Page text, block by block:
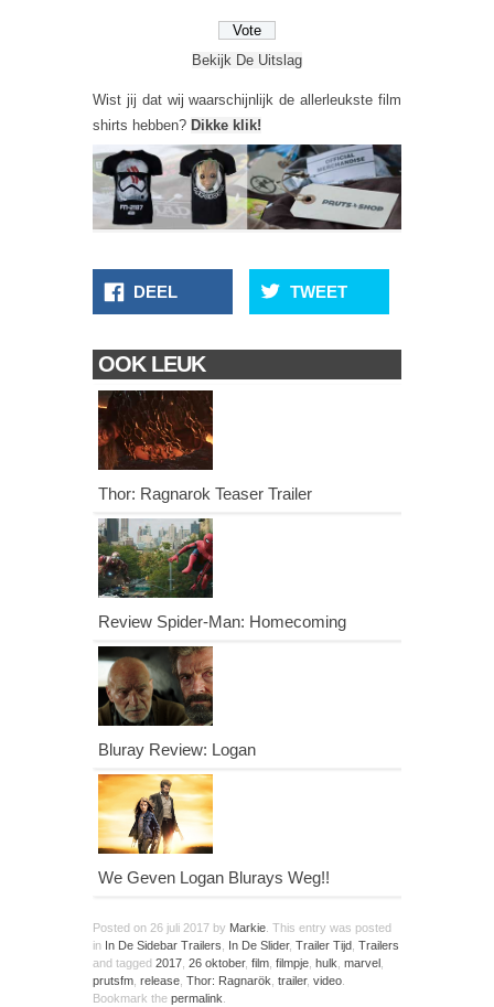
Bekijk De Uitslag
Wist jij dat wij waarschijnlijk de allerleukste film
shirts hebben? Dikke klik!
DEEL TWEET
OOK LEUK
Thor: Ragnarok Teaser Trailer
Review Spider-Man: Homecoming
Bluray Review: Logan
We Geven Logan Blurays Weg!!
Posted on 26 juli 2017 by Markie . This entry was posted
in In De Sidebar Trailers In De Slider, Trailer Tijd Trailers
and tagged 2017 26 oktober, film filmpje hulk marvel
prutsfm release Thor: Ragnarök trailer, video
Bookmark the permalink